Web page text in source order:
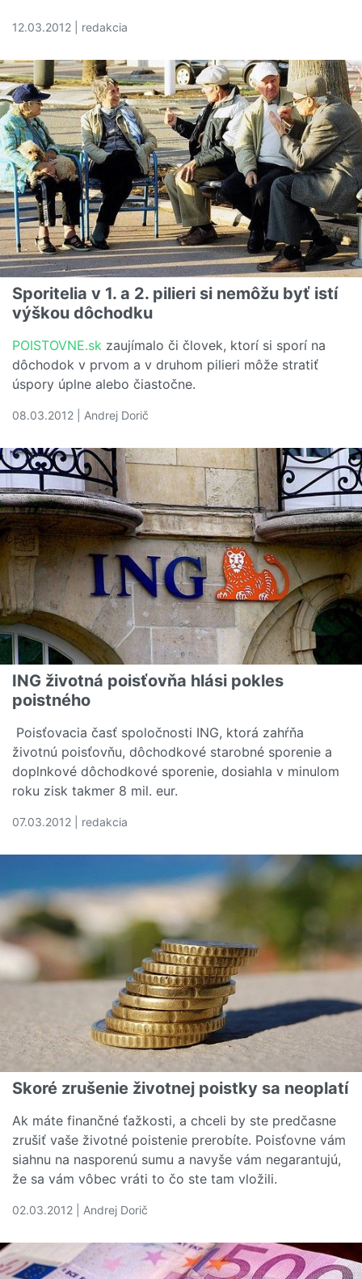
12.03.2012 | redakcia
Sporitelia v 1. a 2. pilieri si nemôžu byť istí
výškou dôchodku
POISTOVNE.sk zaujímalo či človek, ktorí si sporí na
dôchodok v prvom a v druhom pilieri môže stratiť
úspory úplne alebo čiastočne.
08.03.2012 | Andrej Dorič
ING životná poisťovňa hlási pokles
poistného
Poisťovacia časť spoločnosti ING, ktorá zahŕňa
životnú poisťovňu, dôchodkové starobné sporenie a
doplnkové dôchodkové sporenie, dosiahla v minulom
roku zisk takmer 8 mil. eur.
07.03.2012 | redakcia
Skoré zrušenie životnej poistky sa neoplatí
Ak máte finančné ťažkosti, a chceli by ste predčasne
zrušiť vaše životné poistenie prerobíte. Poisťovne vám
siahnu na nasporenú sumu a navyše vám negarantujú,
že sa vám vôbec vráti to čo ste tam vložili.
02.03.2012 | Andrej Dorič